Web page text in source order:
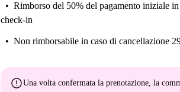
Rimborso del 50% del pagamento iniziale in
check-in
Non rimborsabile in caso di cancellazione
errorUna volta confermata la prenotazione, la